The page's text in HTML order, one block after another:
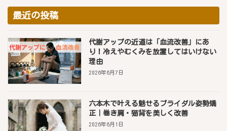
最近の投稿
代謝アップの近道は「血流改善」にあ
り！冷えやむくみを放置してはいけない
理由
2026年6月7日
六本木で叶える魅せるブライダル姿勢矯
正｜巻き肩・猫背を美しく改善
2026年6月1日